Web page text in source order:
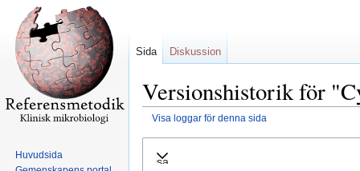
Versionshistorik för
Visa loggar för denna sida
Visa
Sida Diskussion
Huvudsida